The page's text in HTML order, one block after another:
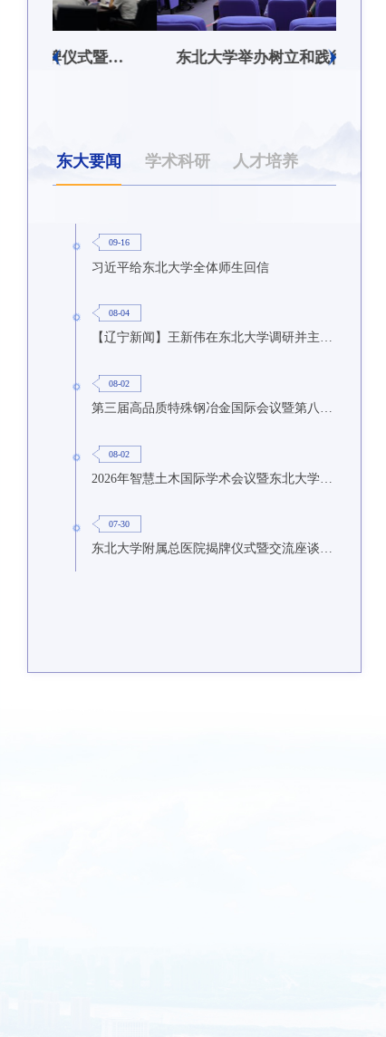
东北大学举办树立和践行正确政绩观学习教育培训班
东大要闻 学术科研 人才培养
09-16
习近平给东北大学全体师生回信
08-04
【辽宁新闻】王新伟在东北大学调研并主持召开座谈会
08-02
08-02
07-30
东北大学附属总医院揭牌仪式暨交流座谈会举行